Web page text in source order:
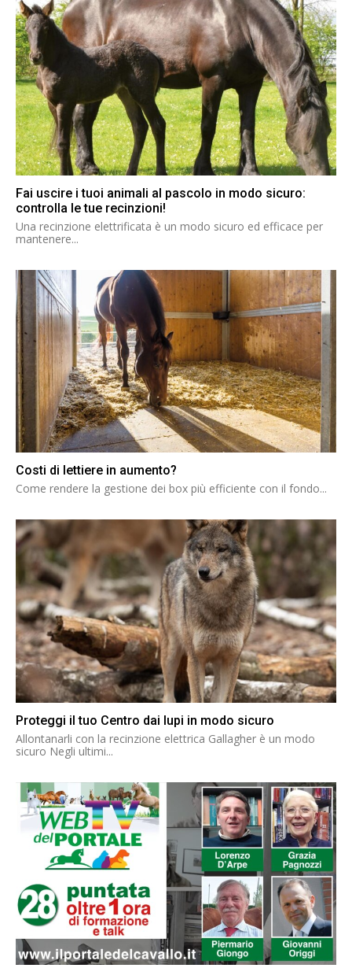
Fai uscire i tuoi animali al pascolo in modo sicuro:
controlla le tue recinzioni!
Una recinzione elettrificata è un modo sicuro ed efficace per
mantenere...
Costi di lettiere in aumento?
Come rendere la gestione dei box più efficiente con il fondo...
Proteggi il tuo Centro dai lupi in modo sicuro
Allontanarli con la recinzione elettrica Gallagher è un modo
sicuro Negli ultimi...